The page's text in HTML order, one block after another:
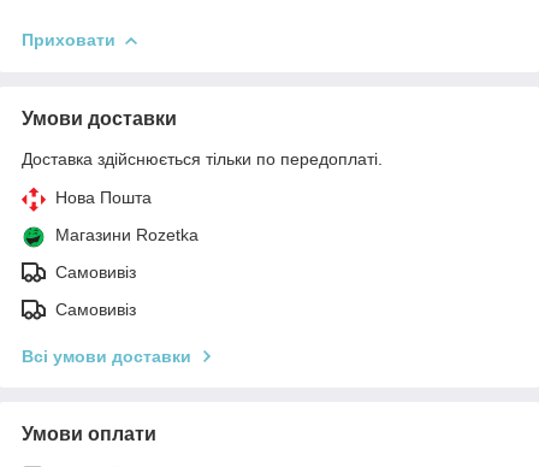
Приховати
Умови доставки
Доставка здійснюється тільки по передоплаті.
Нова Пошта
Магазини Rozetka
Самовивіз
Самовивіз
Всі умови доставки
Умови оплати